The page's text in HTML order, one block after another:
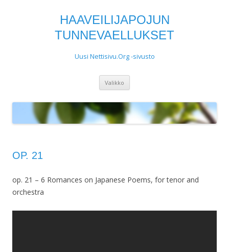
HAAVEILIJAPOJUN
TUNNEVAELLUKSET
Uusi Nettisivu.Org -sivusto
Valikko
OP. 21
op. 21 – 6 Romances on Japanese Poems, for tenor and
orchestra